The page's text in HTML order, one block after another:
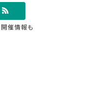
催情報も